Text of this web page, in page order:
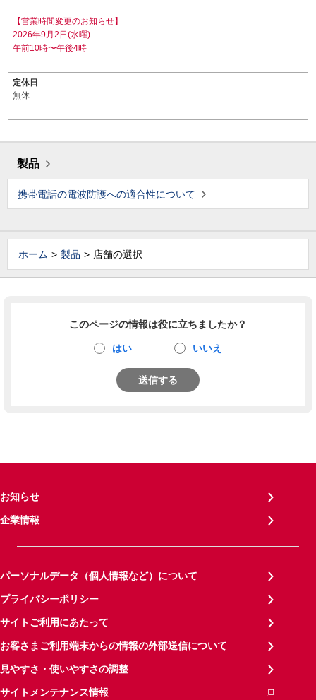
【営業時間変更のお知らせ】
2026年9月2日(水曜)
午前10時〜午後4時
定休日
無休
製品
携帯電話の電波防護への適合性について
ホーム 製品 店舗の選択
このページの情報は役に立ちましたか？
はい いいえ
送信する
お知らせ
企業情報
パーソナルデータ（個人情報など）について
プライバシーポリシー
サイトご利用にあたって
お客さまご利用端末からの情報の外部送信について
見やすさ・使いやすさの調整
サイトメンテナンス情報